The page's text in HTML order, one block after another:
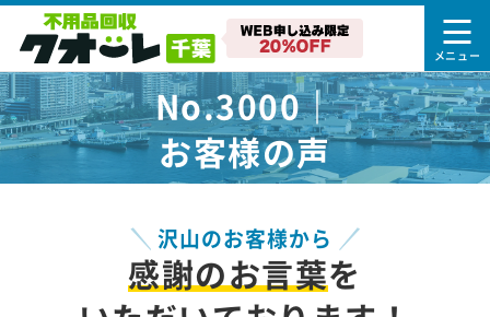
No.3000｜
お客様の声
沢山のお客様から
感謝のお言葉を